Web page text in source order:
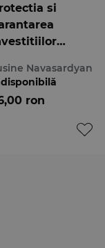
si
Navasardyan
ron